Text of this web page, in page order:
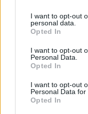
I want to opt-out
personal data.
Opted In
I want to opt-out
Personal Data.
Opted In
I want to opt-out
Personal Data for
Opted In
τρόπο ζωής και
θεραπεία;